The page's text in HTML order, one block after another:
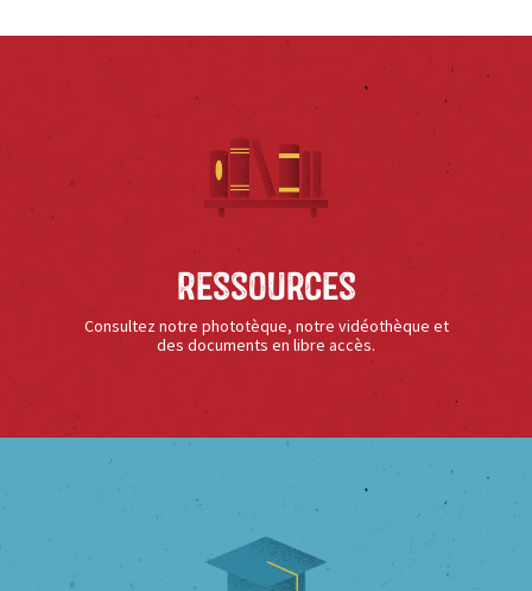
Ressources
Consultez notre phototèque, notre vidéothèque et
des documents en libre accès.